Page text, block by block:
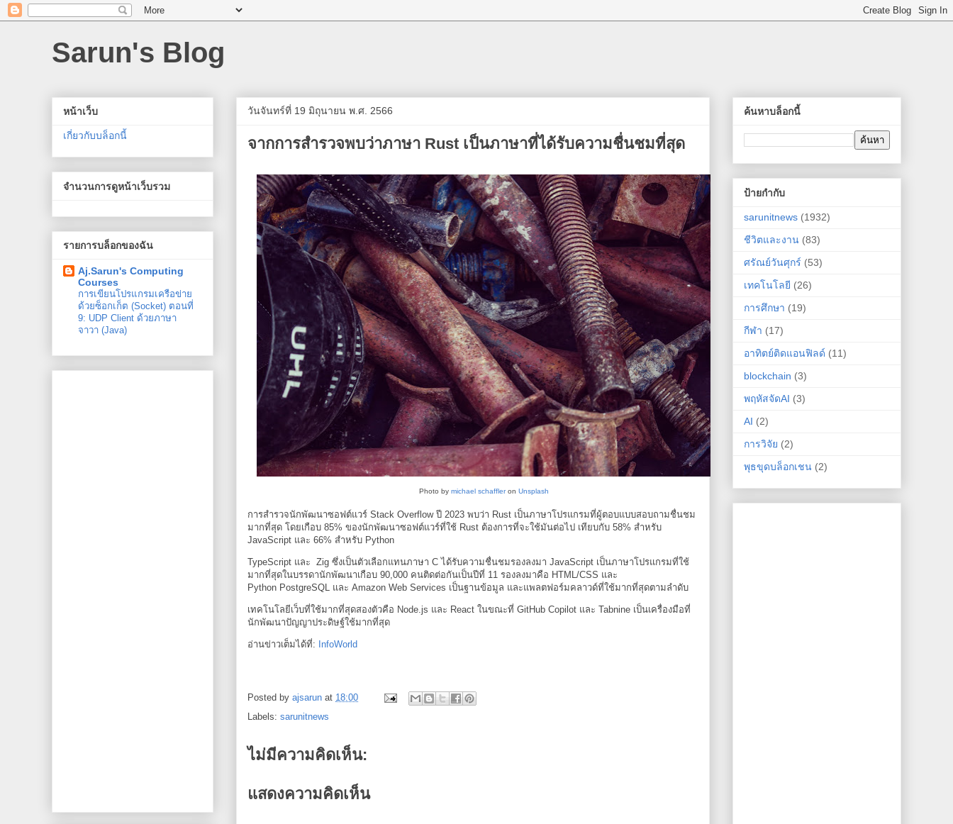
Sarun's Blog
วันจันทร์ที่ 19 มิถุนายน พ.ศ. 2566
จากการสำรวจพบว่าภาษา Rust เป็นภาษาที่ได้รับความชื่นชมที่สุด
Photo by michael schaffleron Unsplash
การสำรวจนักพัฒนาซอฟต์แวร์ Stack Overflow ปี 2023 พบว่า Rust เป็นภาษาโปรแกรมที่ผู้ตอบแบบสอบถามชื่นชม
มากที่สุด โดยเกือบ 85% ของนักพัฒนาซอฟต์แวร์ที่ใช้ Rust ต้องการที่จะใช้มันต่อไป เทียบกับ 58% สำหรับ
JavaScript และ 66% สำหรับ Python
TypeScript และ Zig ซึ่งเป็นตัวเลือกแทนภาษา C ได้รับความชื่นชมรองลงมา JavaScript เป็นภาษาโปรแกรมที่ใช้
มากที่สุดในบรรดานักพัฒนาเกือบ 90,000 คนติดต่อกันเป็นปีที่ 11 รองลงมาคือ HTML/CSS และ
Python PostgreSQL และ Amazon Web Services เป็นฐานข้อมูล และแพลตฟอร์มคลาวด์ที่ใช้มากที่สุดตามลำดับ
เทคโนโลยีเว็บที่ใช้มากที่สุดสองตัวคือ Node.js และ React ในขณะที่ GitHub Copilot และ Tabnine เป็นเครื่องมือที่
นักพัฒนาปัญญาประดิษฐ์ใช้มากที่สุด
อ่านข่าวเต็มได้ที่: InfoWorld
Posted by ajsarun at 18:00
Labels: sarunitnews
ไม่มีความคิดเห็น:
แสดงความคิดเห็น
หน้าเว็บ
เกี่ยวกับบล็อกนี้
จำนวนการดูหน้าเว็บรวม
รายการบล็อกของฉัน
Aj.Sarun's Computing
Courses
การเขียนโปรแกรมเครือข่าย
ด้วยซ็อกเก็ต (Socket) ตอนที่
9: UDP Client ด้วยภาษา
จาวา (Java)
ค้นหาบล็อกนี้
ป้ายกำกับ
sarunitnews (1932)
ชีวิตและงาน (83)
ศรัณย์วันศุกร์ (53)
เทคโนโลยี (26)
การศึกษา (19)
กีฬา (17)
อาทิตย์ติดแอนฟิลด์ (11)
blockchain (3)
พฤหัสจัดAI (3)
AI (2)
การวิจัย (2)
พุธขุดบล็อกเชน (2)